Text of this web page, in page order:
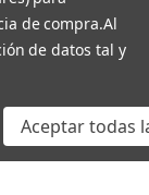
de compra.Al
de datos tal y
Aceptar todas